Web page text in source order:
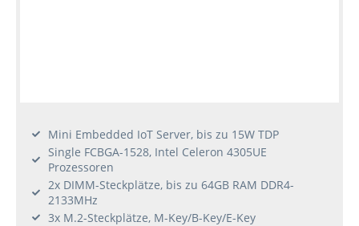
Mini Embedded IoT Server, bis zu 15W TDP
Single FCBGA-1528, Intel Celeron 4305UE
Prozessoren
2x DIMM-Steckplätze, bis zu 64GB RAM DDR4-
2133MHz
3x M.2-Steckplätze, M-Key/B-Key/E-Key